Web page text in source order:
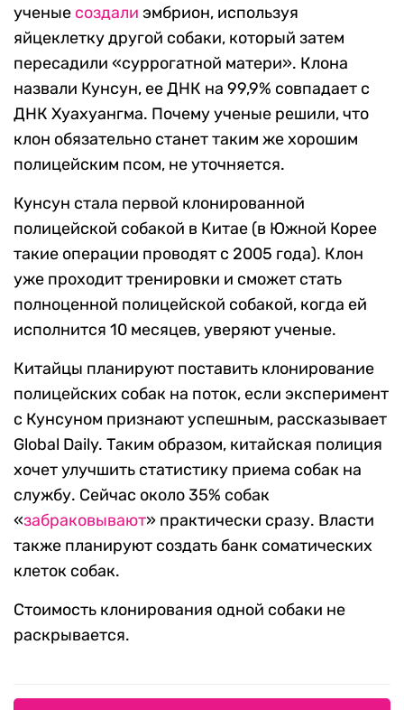
ученые создали эмбрион, используя
яйцеклетку другой собаки, который затем
пересадили «суррогатной матери». Клона
назвали Кунсун, ее ДНК на 99,9% совпадает с
ДНК Хуахуангма. Почему ученые решили, что
клон обязательно станет таким же хорошим
полицейским псом, не уточняется.
Кунсун стала первой клонированной
полицейской собакой в Китае (в Южной Корее
такие операции проводят с 2005 года). Клон
уже проходит тренировки и сможет стать
полноценной полицейской собакой, когда ей
исполнится 10 месяцев, уверяют ученые.
Китайцы планируют поставить клонирование
полицейских собак на поток, если эксперимент
с Кунсуном признают успешным, рассказывает
Global Daily. Таким образом, китайская полиция
хочет улучшить статистику приема собак на
службу. Сейчас около 35% собак
«забраковывают» практически сразу. Власти
также планируют создать банк соматических
клеток собак.
Стоимость клонирования одной собаки не
раскрывается.